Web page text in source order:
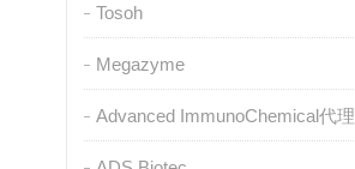
Tosoh
Megazyme
Advanced ImmunoChemical代理